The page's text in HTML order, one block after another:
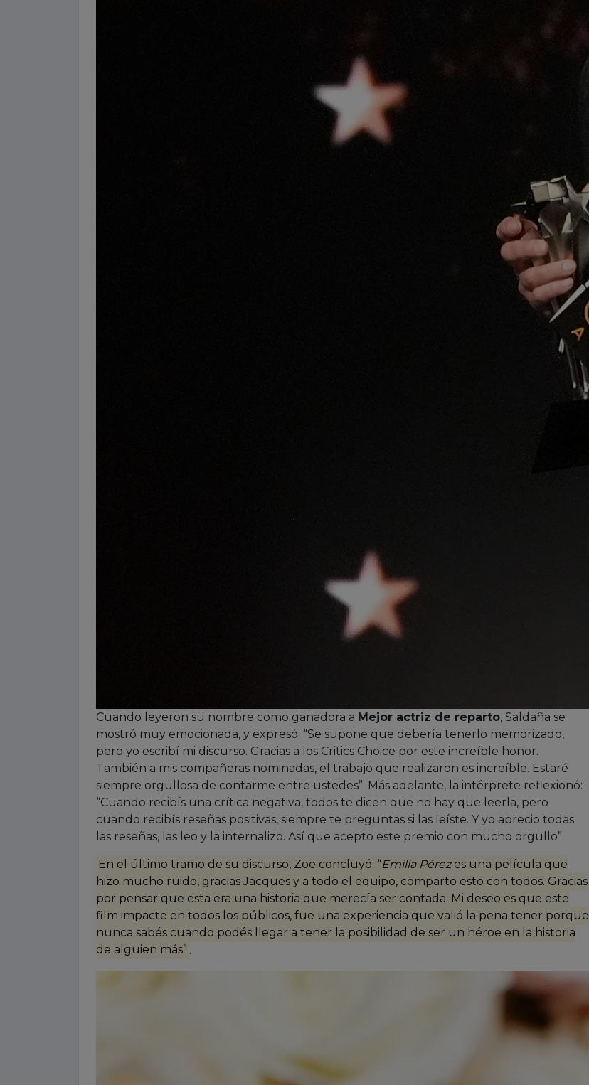
Cuando leyeron su nombre como ganadora a Mejor actriz de reparto, Saldaña se
mostró muy emocionada, y expresó: “Se supone que debería tenerlo memorizado,
pero yo escribí mi discurso. Gracias a los Critics Choice por este increíble honor.
También a mis compañeras nominadas, el trabajo que realizaron es increíble. Estaré
siempre orgullosa de contarme entre ustedes”. Más adelante, la intérprete reflexionó:
“Cuando recibís una crítica negativa, todos te dicen que no hay que leerla, pero
cuando recibís reseñas positivas, siempre te preguntas si las leíste. Y yo aprecio todas
las reseñas, las leo y la internalizo. Así que acepto este premio con mucho orgullo”.
En el último tramo de su discurso, Zoe concluyó: “Emilia Pérezes una película que
hizo mucho ruido, gracias Jacques y a todo el equipo, comparto esto con todos. Gracias
por pensar que esta era una historia que merecía ser contada. Mi deseo es que este
film impacte en todos los públicos, fue una experiencia que valió la pena tener porque
nunca sabés cuando podés llegar a tener la posibilidad de ser un héroe en la historia
de alguien más” .